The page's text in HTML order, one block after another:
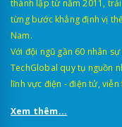
thành lập từ năm 2011,
từng bước khẳng định vị
Nam.
Với đội ngũ gần 60 nhân
TechGlobal quy tụ nguồn
lĩnh vực điện - điện tử,
Xem thêm...